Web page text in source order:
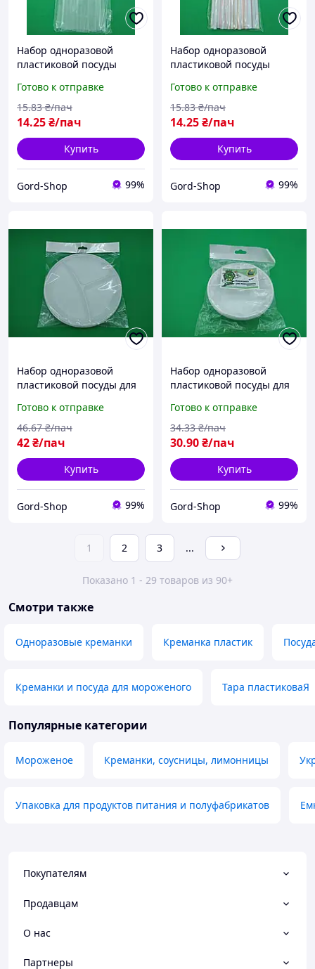
Набор одноразовой
пластиковой посуды
прозрачная) 25шт для
праздника, на природу
Готово к отправке
14.25₴/пач
15.83 ₴/пач
Купить
Gord-Shop 99%
Набор одноразовой
пластиковой посуды
полосатая) 25шт для
праздника, на природу
Готово к отправке
14.25₴/пач
15.83 ₴/пач
Купить
Gord-Shop 99%
Набор одноразовой
пластиковой посуды для
большая 3 секции )10шт
для праздника, на
природу
Готово к отправке
42₴/пач
46.67 ₴/пач
Купить
Gord-Shop 99%
Набор одноразовой
пластиковой посуды для
мороженого) 10шт для
праздника, на природу
Готово к отправке
30.90₴/пач
34.33 ₴/пач
Купить
Gord-Shop 99%
1 2 3 ...
Показано 1 - 29 товаров из 90+
Смотри также
Одноразовые креманки Креманка пластик
Креманки и посуда для мороженого Тара пластиковаЯ
Популярные категории
Мороженое Креманки, соусницы, лимонницы
Упаковка для продуктов питания и полуфабрикатов
Покупателям
Продавцам
О нас
Партнеры